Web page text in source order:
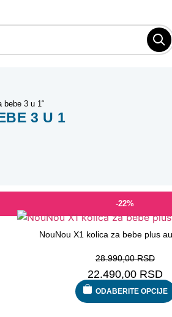
3 u 1“
3 U 1
-22%
NouNou X1 kolica za bebe plus
28.990,00RSD
22.490,00 RSD
ODABERITE OPCIJE